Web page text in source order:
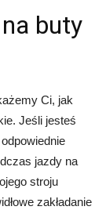
buty
Ci, jak
Jeśli jesteś
jazdy na
stroju
zakładanie